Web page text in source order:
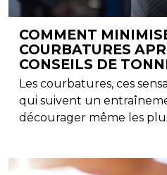
COMMENT
COURBATURES
CONSEILS DE
Les courbatures, ces
qui suivent un
décourager même les